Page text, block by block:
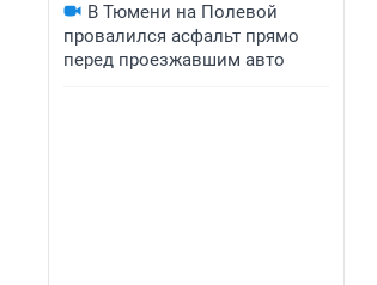
В Тюмени на Полевой
провалился асфальт прямо
перед проезжавшим авто